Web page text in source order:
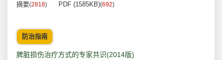
摘要(2818) PDF (1585KB)(692)
防治指南
脾脏损伤治疗方式的专家共识(2014版)